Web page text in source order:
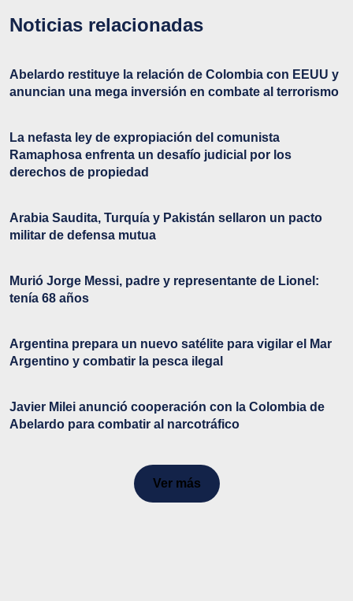
Noticias relacionadas
Abelardo restituye la relación de Colombia con EEUU y
anuncian una mega inversión en combate al terrorismo
La nefasta ley de expropiación del comunista
Ramaphosa enfrenta un desafío judicial por los
derechos de propiedad
Arabia Saudita, Turquía y Pakistán sellaron un pacto
militar de defensa mutua
Murió Jorge Messi, padre y representante de Lionel:
tenía 68 años
Argentina prepara un nuevo satélite para vigilar el Mar
Argentino y combatir la pesca ilegal
Javier Milei anunció cooperación con la Colombia de
Abelardo para combatir al narcotráfico
Ver más